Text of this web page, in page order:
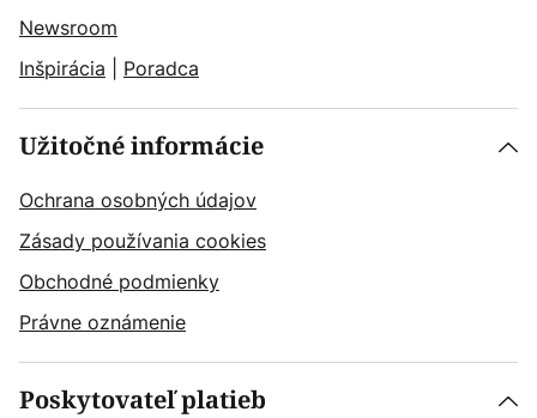
Newsroom
Inšpirácia
Poradca
Užitočné informácie
Ochrana osobných údajov
Zásady používania cookies
Obchodné podmienky
Právne oznámenie
Poskytovateľ platieb